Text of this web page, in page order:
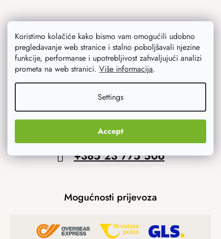
Koristimo kolačiće kako bismo vam omogućili udobno
pregledavanje web stranice i stalno poboljšavali njezine
funkcije, performanse i upotrebljivost zahvaljujući analizi
prometa na web stranici. Više informacija.
Settings
Accept
info@atmowood.hr
+385 23 775 506
Mogućnosti prijevoza